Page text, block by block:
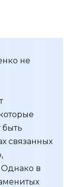
не
связанных
Однако в